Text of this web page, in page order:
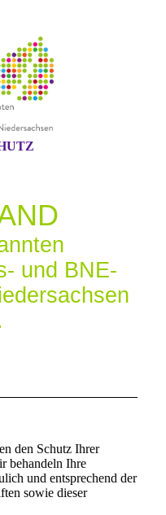
und BNE-
den Schutz Ihrer
behandeln Ihre
und entsprechend der
sowie dieser